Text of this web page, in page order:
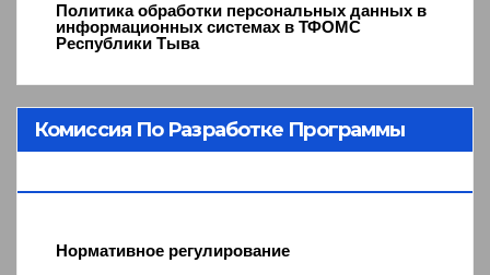
Политика обработки персональных данных в
информационных системах в ТФОМС
Республики Тыва
Комиссия По Разработке Программы
Нормативное регулирование